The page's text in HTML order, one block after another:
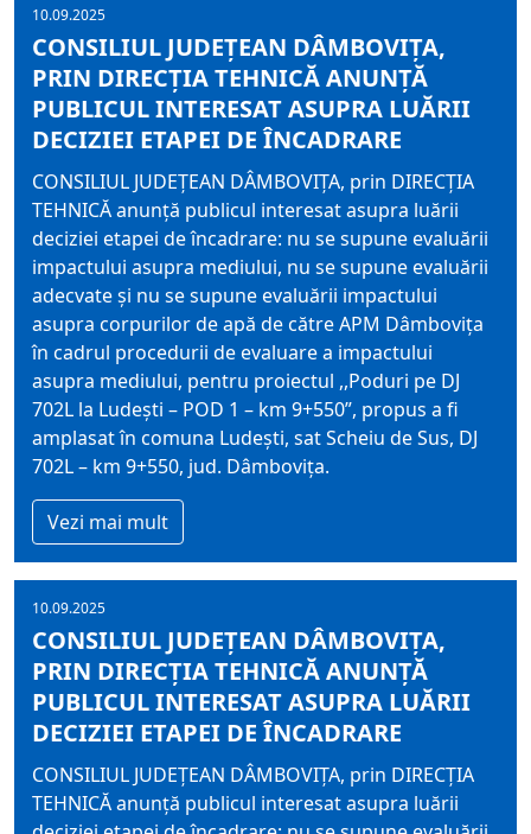
10.09.2025
CONSILIUL JUDEȚEAN DÂMBOVIȚA,
PRIN DIRECȚIA TEHNICĂ ANUNȚĂ
PUBLICUL INTERESAT ASUPRA LUĂRII
DECIZIEI ETAPEI DE ÎNCADRARE
CONSILIUL JUDEȚEAN DÂMBOVIȚA, prin DIRECȚIA
TEHNICĂ anunță publicul interesat asupra luării
deciziei etapei de încadrare: nu se supune evaluării
impactului asupra mediului, nu se supune evaluării
adecvate și nu se supune evaluării impactului
asupra corpurilor de apă de către APM Dâmbovița
în cadrul procedurii de evaluare a impactului
asupra mediului, pentru proiectul ,,Poduri pe DJ
702L la Ludești – POD 1 – km 9+550”, propus a fi
amplasat în comuna Ludești, sat Scheiu de Sus, DJ
702L – km 9+550, jud. Dâmbovița.
Vezi mai mult
10.09.2025
CONSILIUL JUDEȚEAN DÂMBOVIȚA,
PRIN DIRECȚIA TEHNICĂ ANUNȚĂ
PUBLICUL INTERESAT ASUPRA LUĂRII
DECIZIEI ETAPEI DE ÎNCADRARE
CONSILIUL JUDEȚEAN DÂMBOVIȚA, prin DIRECȚIA
TEHNICĂ anunță publicul interesat asupra luării